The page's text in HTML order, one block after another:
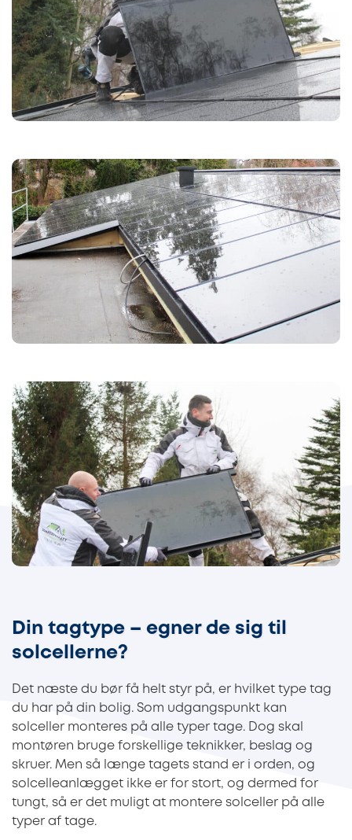
Din tagtype – egner de sig til
solcellerne?
Det næste du bør få helt styr på, er hvilket type tag
du har på din bolig. Som udgangspunkt kan
solceller monteres på alle typer tage. Dog skal
montøren bruge forskellige teknikker, beslag og
skruer. Men så længe tagets stand er i orden, og
solcelleanlægget ikke er for stort, og dermed for
tungt, så er det muligt at montere solceller på alle
typer af tage.